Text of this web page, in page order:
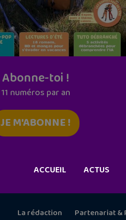
Abonne-toi !
11 numéros par an
JE M'ABONNE !
ACCUEIL ACTUS
La rédaction Partenariat &